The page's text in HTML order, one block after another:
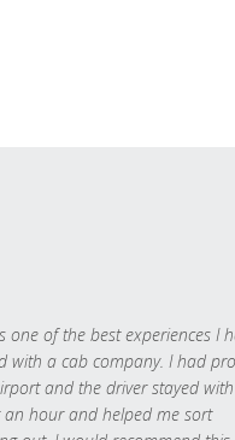
one of the best experiences I
with a cab company. I had
and the driver stayed
an hour and helped me sort